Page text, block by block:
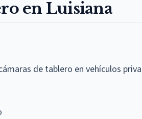
en Luisiana
de tablero en vehículos